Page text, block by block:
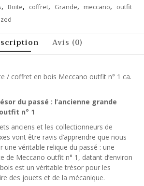
, Boite, coffret, Grande, meccano, outfit
Avis (0)
/ coffret en bois Meccano outfit n° 1 ca.
du passé : l’ancienne grande
n° 1
anciens et les collectionneurs de
vont être ravis d’apprendre que nous
une véritable relique du passé : une
de Meccano outfit n° 1, datant d’environ
est un véritable trésor pour les
des jouets et de la mécanique.